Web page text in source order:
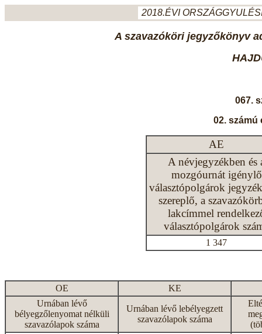
2018.ÉVI
A szavazóköri jegyzőkönyv
067.
02. számú
AE
A névjegyzékben és
mozgóurnát igénylő
választópolgárok
szereplő, a
lakcímmel
választópolgárok
1 347
OE
KE
Urnában lévő
bélyegzőlenyomat nélküli
szavazólapok száma
Urnában lévő lebélyegzett
szavazólapok száma